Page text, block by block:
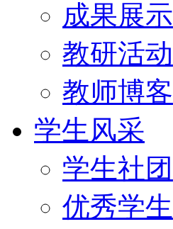
成果展示
教研活动
教师博客
学生风采
学生社团
优秀学生